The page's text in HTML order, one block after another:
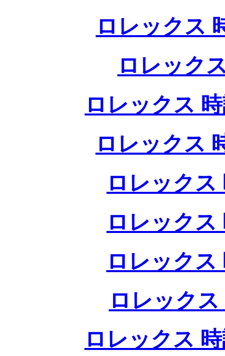
ロレックス
ロレック
ロレックス
ロレックス
ロレックス
ロレックス
ロレックス
ロレック
ロレックス